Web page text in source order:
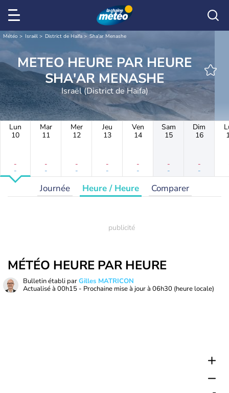
Météo Israël District de Haïfa Sha'ar Menashe
METEO HEURE PAR HEURE
SHA'AR MENASHE
Israël (District de Haïfa)
Lun
10
-
-
Mar
11
-
-
Mer
12
-
-
Jeu
13
-
-
Ven
14
-
-
Sam
15
-
-
Dim
16
-
-
Journée Heure / Heure Comparer
MÉTÉO HEURE PAR HEURE
Bulletin établi parGilles MATRICON
Actualisé à 00h15 - Prochaine mise à jour à 06h30 (heure locale)